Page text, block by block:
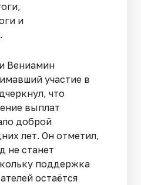
и
Вениамин
участие в
что
выплат
доброй
лет. Он отметил,
не станет
поддержка
остаётся